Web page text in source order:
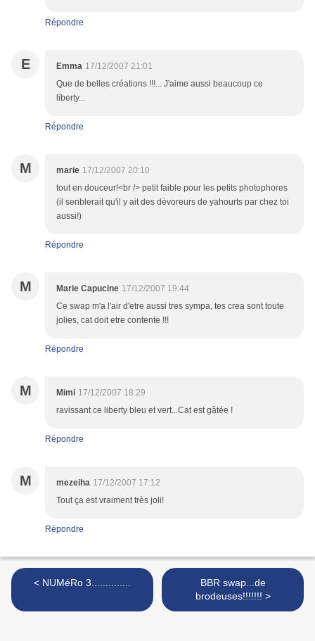
Répondre
E Emma 17/12/2007 21:01
Que de belles créations !!!... J'aime aussi beaucoup ce
liberty...
Répondre
M marie 17/12/2007 20:10
tout en douceur!<br /> petit faible pour les petits photophores
(il senblerait qu'il y ait des dévoreurs de yahourts par chez toi
aussi!)
Répondre
M Marie Capucine 17/12/2007 19:44
Ce swap m'a l'air d'etre aussi tres sympa, tes crea sont toute
jolies, cat doit etre contente !!!
Répondre
M Mimi 17/12/2007 18:29
ravissant ce liberty bleu et vert...Cat est gâtée !
Répondre
M mezeiha 17/12/2007 17:12
Tout ça est vraiment très joli!
Répondre
< NUMéRo 3..............
BBR swap...de
brodeuses!!!!!!! >